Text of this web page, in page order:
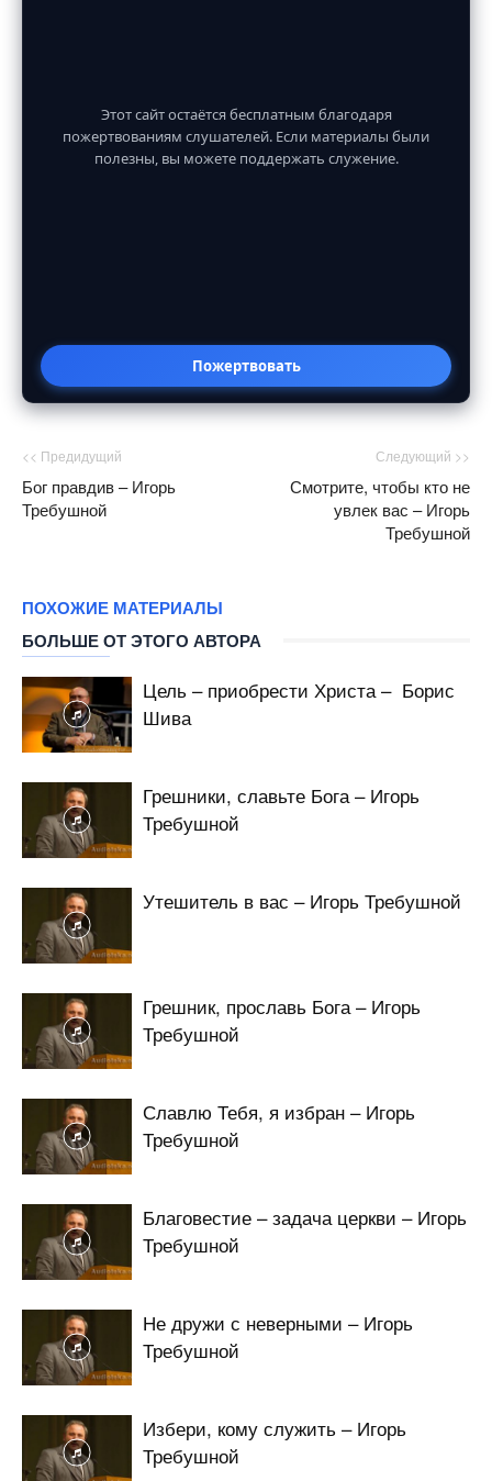
Этот сайт остаётся бесплатным благодаря
пожертвованиям слушателей. Если материалы были
полезны, вы можете поддержать служение.
Пожертвовать
<< Предидущий
Бог правдив – Игорь
Требушной
Следующий >>
Смотрите, чтобы кто не
увлек вас – Игорь
Требушной
ПОХОЖИЕ МАТЕРИАЛЫ
БОЛЬШЕ ОТ ЭТОГО АВТОРА
Цель – приобрести Христа – Борис
Шива
Грешники, славьте Бога – Игорь
Требушной
Утешитель в вас – Игорь Требушной
Грешник, прославь Бога – Игорь
Требушной
Славлю Тебя, я избран – Игорь
Требушной
Благовестие – задача церкви – Игорь
Требушной
Не дружи с неверными – Игорь
Требушной
Избери, кому служить – Игорь
Требушной